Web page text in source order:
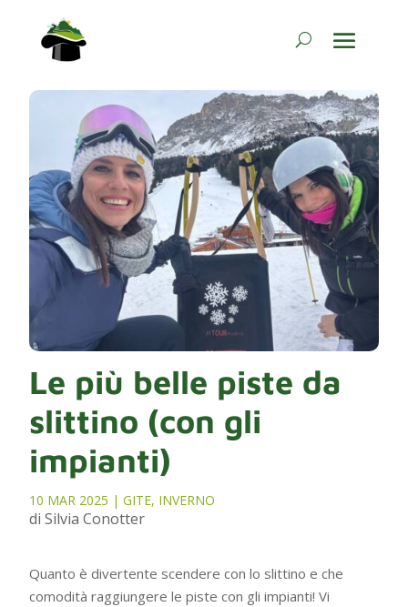
Le più belle piste da
slittino (con gli
impianti)
10 MAR 2025 |GITE, INVERNO
di Silvia Conotter
Quanto è divertente scendere con lo slittino e che
comodità raggiungere le piste con gli impianti! Vi